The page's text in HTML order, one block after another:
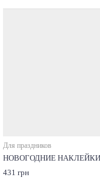
Для праздников
НОВОГОДНИЕ
431 грн